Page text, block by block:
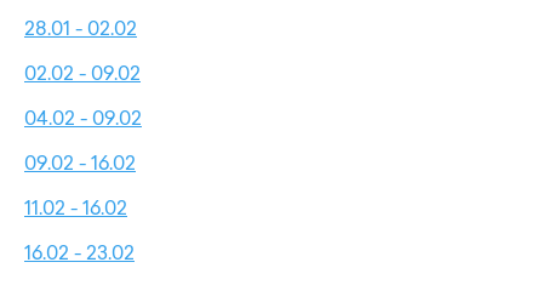
28.01 - 02.02
02.02 - 09.02
04.02 - 09.02
09.02 - 16.02
11.02 - 16.02
16.02 - 23.02